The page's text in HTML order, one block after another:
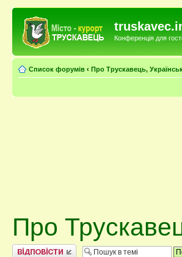
Конференція для
Список форумів ‹ Про Трускавець,
Про
Відповісти